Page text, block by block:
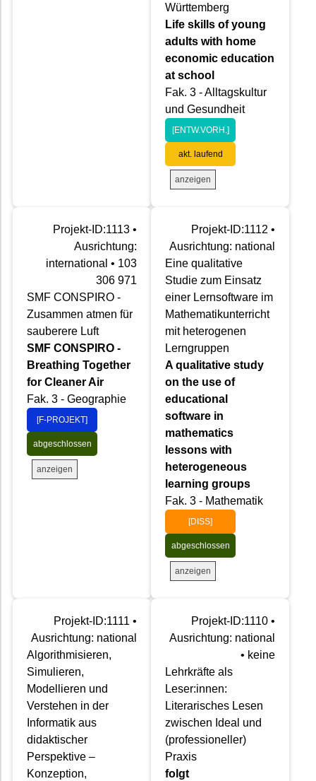
Württemberg
Life skills of young
adults with home
economic education
at school
Fak. 3 - Alltagskultur
und Gesundheit
[ENTW.VORH.]
akt. laufend
anzeigen
Projekt-ID:1113 •
Ausrichtung:
international • 103
306 971
SMF CONSPIRO -
Zusammen atmen für
sauberere Luft
SMF CONSPIRO -
Breathing Together
for Cleaner Air
Fak. 3 - Geographie
[F-PROJEKT]
abgeschlossen
anzeigen
Projekt-ID:1112 •
Ausrichtung: national
Eine qualitative
Studie zum Einsatz
einer Lernsoftware im
Mathematikunterricht
mit heterogenen
Lerngruppen
A qualitative study
on the use of
educational
software in
mathematics
lessons with
heterogeneous
learning groups
Fak. 3 - Mathematik
[DISS]
abgeschlossen
anzeigen
Projekt-ID:1111 •
Ausrichtung: national
Algorithmisieren,
Simulieren,
Modellieren und
Verstehen in der
Informatik aus
didaktischer
Perspektive –
Konzeption,
Projekt-ID:1110 •
Ausrichtung: national
• keine
Lehrkräfte als
Leser:innen:
Literarisches Lesen
zwischen Ideal und
(professioneller)
Praxis
folgt